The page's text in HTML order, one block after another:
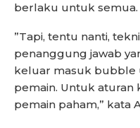
berlaku untuk semua.
”Tapi, tentu nanti,
penanggung jawab
keluar masuk bubble
pemain. Untuk aturan
pemain paham,” kata